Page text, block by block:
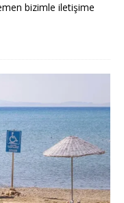
bizimle iletişime